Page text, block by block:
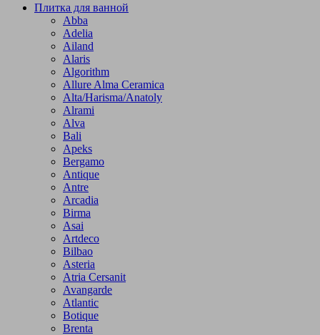
Плитка для ванной
Abba
Adelia
Ailand
Alaris
Algorithm
Allure Alma Ceramica
Alta/Harisma/Anatoly
Alrami
Alva
Bali
Apeks
Bergamo
Antique
Antre
Arcadia
Birma
Asai
Artdeco
Bilbao
Asteria
Atria Cersanit
Avangarde
Atlantic
Botique
Brenta